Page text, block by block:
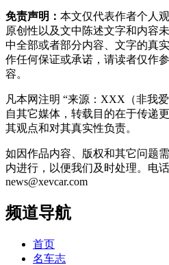
免责声明： 本文仅代表作者个人
原创性以及文中陈述文字和内容
中全部或者部分内容、文字的真
作任何保证或承诺，请读者仅作
容。
凡本网注明 “来源：XXX（非我
自其它媒体，转载目的在于传递
其观点和对其真实性负责。
如因作品内容、版权和其它问题
内进行，以便我们及时处理。电话
news@xevcar.com
频道导航
首页
名车志